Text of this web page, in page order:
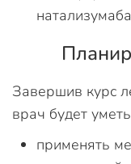
Завершив курс
врач будет
применять